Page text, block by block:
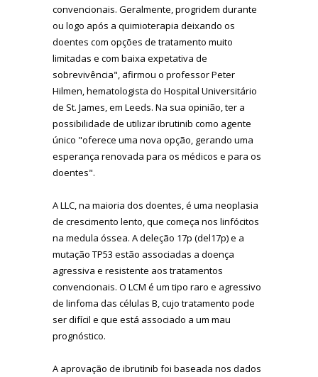
convencionais. Geralmente, progridem durante
ou logo após a quimioterapia deixando os
doentes com opções de tratamento muito
limitadas e com baixa expetativa de
sobrevivência", afirmou o professor Peter
Hilmen, hematologista do Hospital Universitário
de St. James, em Leeds. Na sua opinião, ter a
possibilidade de utilizar ibrutinib como agente
único "oferece uma nova opção, gerando uma
esperança renovada para os médicos e para os
doentes".
A LLC, na maioria dos doentes, é uma neoplasia
de crescimento lento, que começa nos linfócitos
na medula óssea. A deleção 17p (del17p) e a
mutação TP53 estão associadas a doença
agressiva e resistente aos tratamentos
convencionais. O LCM é um tipo raro e agressivo
de linfoma das células B, cujo tratamento pode
ser difícil e que está associado a um mau
prognóstico.
A aprovação de ibrutinib foi baseada nos dados